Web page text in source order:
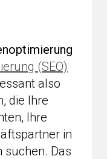
(SEO)
also
die Ihre
Ihre
in
suchen. Das